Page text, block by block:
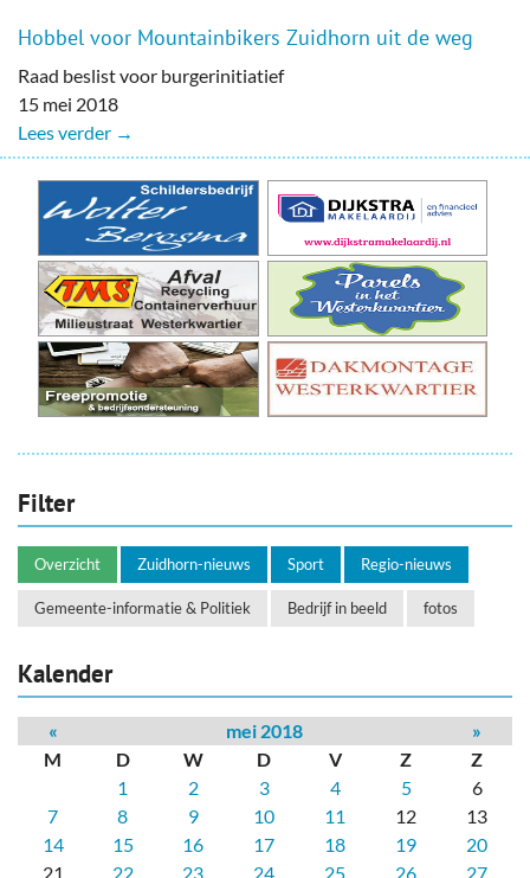
Hobbel voor Mountainbikers Zuidhorn uit de weg
Raad beslist voor burgerinitiatief
15 mei 2018
Lees verder →
Filter
Overzicht Zuidhorn-nieuws Sport Regio-nieuws
Gemeente-informatie & Politiek Bedrijf in beeld fotos
Kalender
« mei 2018
»
M
D W D V Z
Z
1
2 3 4 5
6
7
8 9 10 11 12
13
14
15 16 17 18 19
20
21
22 23 24 25 26
27